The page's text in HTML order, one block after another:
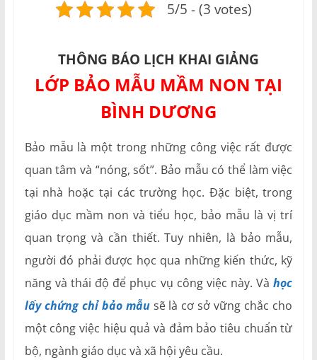
5/5 - (3 votes)
THÔNG BÁO LỊCH KHAI GIẢNG
LỚP BẢO MẪU MẦM NON TẠI
BÌNH DƯƠNG
Bảo mẫu là một trong những công việc rất được
quan tâm và “nóng, sốt”. Bảo mẫu có thể làm việc
tại nhà hoặc tại các trường học. Đặc biệt, trong
giáo dục mầm non và tiểu học, bảo mẫu là vị trí
quan trọng và cần thiết. Tuy nhiên, là bảo mẫu,
người đó phải được học qua những kiến thức, kỹ
năng và thái độ để phục vụ công việc này. Vàhọc
lấy chứng chỉ bảo mẫusẽ là cơ sở vững chắc cho
một công việc hiệu quả và đảm bảo tiêu chuẩn từ
bộ, ngành giáo dục và xã hội yêu cầu.